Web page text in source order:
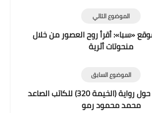
الموضوع التالي
«سبا»: أقرأ روح العصور من خلال
منحوتات أثرية
الموضوع السابق
دراسة نقدية حول رواية (الخيمة 320) للكاتب الصاعد
محمد محمود رمو